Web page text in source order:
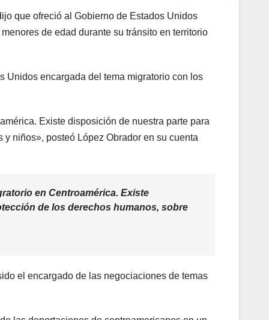
que ofreció al Gobierno de Estados Unidos
de edad durante su tránsito en territorio
Unidos encargada del tema migratorio con los
Existe disposición de nuestra parte para
niños», posteó López Obrador en su cuenta
en Centroamérica. Existe
de los derechos humanos, sobre
el encargado de las negociaciones de temas